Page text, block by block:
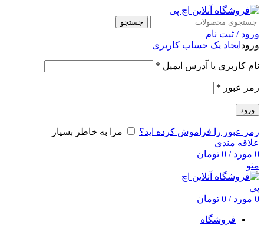
جستجو
ورود / ثبت نام
ورود ایجاد یک حساب کاربری
نام کاربری یا آدرس ایمیل *
رمز عبور *
ورود
رمز عبور را فراموش کرده اید؟
مرا به خاطر بسپار
علاقه مندی
0 مورد /
0 تومان
منو
0 مورد /
0 تومان
فروشگاه